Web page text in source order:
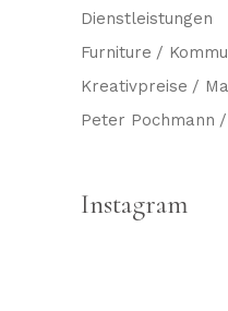
Dienstleistungen
Furniture
Kreativpreise
Peter Pochmann
Instagram